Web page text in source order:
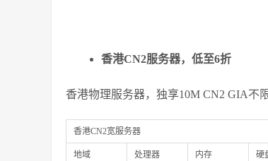
香港CN2服务器，低至6折
香港物理服务器，独享10M CN2 GIA不
香港CN2宽服务器
地域 处理器 内存 硬